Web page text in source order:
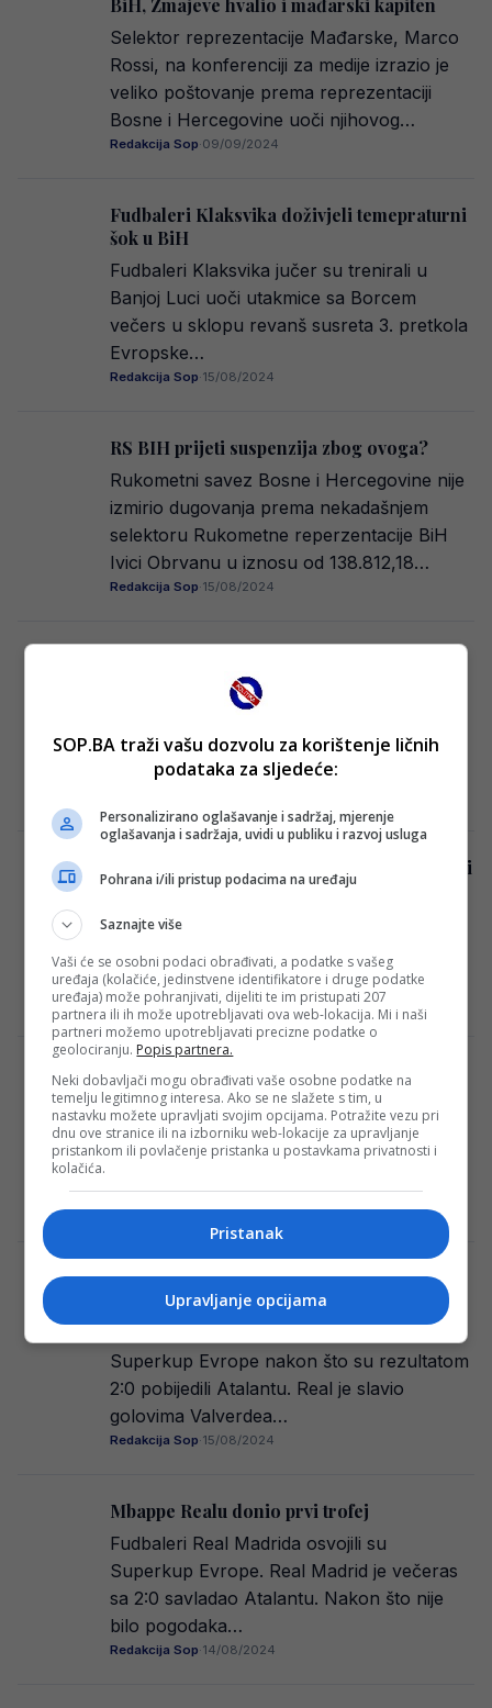
BiH, Zmajeve hvalio i mađarski kapiten
Selektor reprezentacije Mađarske, Marco
Rossi, na konferenciji za medije izrazio je
veliko poštovanje prema reprezentaciji
Bosne i Hercegovine uoči njihovog…
Redakcija Sop·09/09/2024
Fudbaleri Klaksvika doživjeli temepraturni
šok u BiH
Fudbaleri Klaksvika jučer su trenirali u
Banjoj Luci uoči utakmice sa Borcem
večers u sklopu revanš susreta 3. pretkola
Evropske…
Redakcija Sop·15/08/2024
RS BIH prijeti suspenzija zbog ovoga?
Rukometni savez Bosne i Hercegovine nije
izmirio dugovanja prema nekadašnjem
selektoru Rukometne reperzentacije BiH
Ivici Obrvanu u iznosu od 138.812,18…
Redakcija Sop·15/08/2024
Zeljković poslao poruku Zrinjskom i Borcu
Predsjednik NS BiH Vico Zeljković, oglasio
Evropi. Zrinjski će večeras dočekati Botev
Zvučno ime želja Veleža: Mnogi bi ga voljeli
vidjeti na klupi
FK Velež Mostar još uvijek je bez trenera
nakon što je otkaz dobio Damir Čanadi. Sa
Veležom se proteklih dana…
Redakcija Sop·15/08/2024
Transfer bomba: Jakirović u Dinamo vraća
miljenika navijača?
Mislav Oršić bi se mogao vratiti u Dinamo.
Javlja tako nekoliko turskih medija, a
Redakcija Sop·15/08/2024
Gasperini izjavom o Kolašinc zabrinuo
Barbareza
Superkup Evrope nakon što su rezultatom
2:0 pobijedili Atalantu. Real je slavio
golovima Valverdea…
Redakcija Sop·15/08/2024
Mbappe Realu donio prvi trofej
Fudbaleri Real Madrida osvojili su
Superkup Evrope. Real Madrid je večeras
sa 2:0 savladao Atalantu. Nakon što nije
bilo pogodaka…
Redakcija Sop·14/08/2024
SOP.BA traži vašu dozvolu za korištenje ličnih
podataka za sljedeće:
Personalizirano oglašavanje i sadržaj, mjerenje
oglašavanja i sadržaja, uvidi u publiku i razvoj usluga
Pohrana i/ili pristup podacima na uređaju
Saznajte više
Vaši će se osobni podaci obrađivati, a podatke s vašeg
uređaja (kolačiće, jedinstvene identifikatore i druge podatke
uređaja) može pohranjivati, dijeliti te im pristupati 207
partnera ili ih može upotrebljavati ova web-lokacija. Mi i naši
partneri možemo upotrebljavati precizne podatke o
geolociranju. Popis partnera.
Neki dobavljači mogu obrađivati vaše osobne podatke na
temelju legitimnog interesa. Ako se ne slažete s tim, u
nastavku možete upravljati svojim opcijama. Potražite vezu pri
dnu ove stranice ili na izborniku web-lokacije za upravljanje
pristankom ili povlačenje pristanka u postavkama privatnosti i
kolačića.
Pristanak
Upravljanje opcijama